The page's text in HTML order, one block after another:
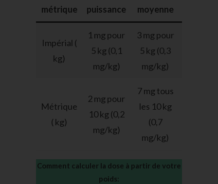
métrique
puissance
moyenne
Impérial (
kg)
1 mg pour
5 kg (0,1
mg/kg)
3 mg pour
5 kg (0,3
mg/kg)
Métrique
( kg)
2 mg pour
10 kg (0,2
mg/kg)
7 mg tous
les 10 kg
(0,7
mg/kg)
Comment calculer la dose à partir de votre
poids: